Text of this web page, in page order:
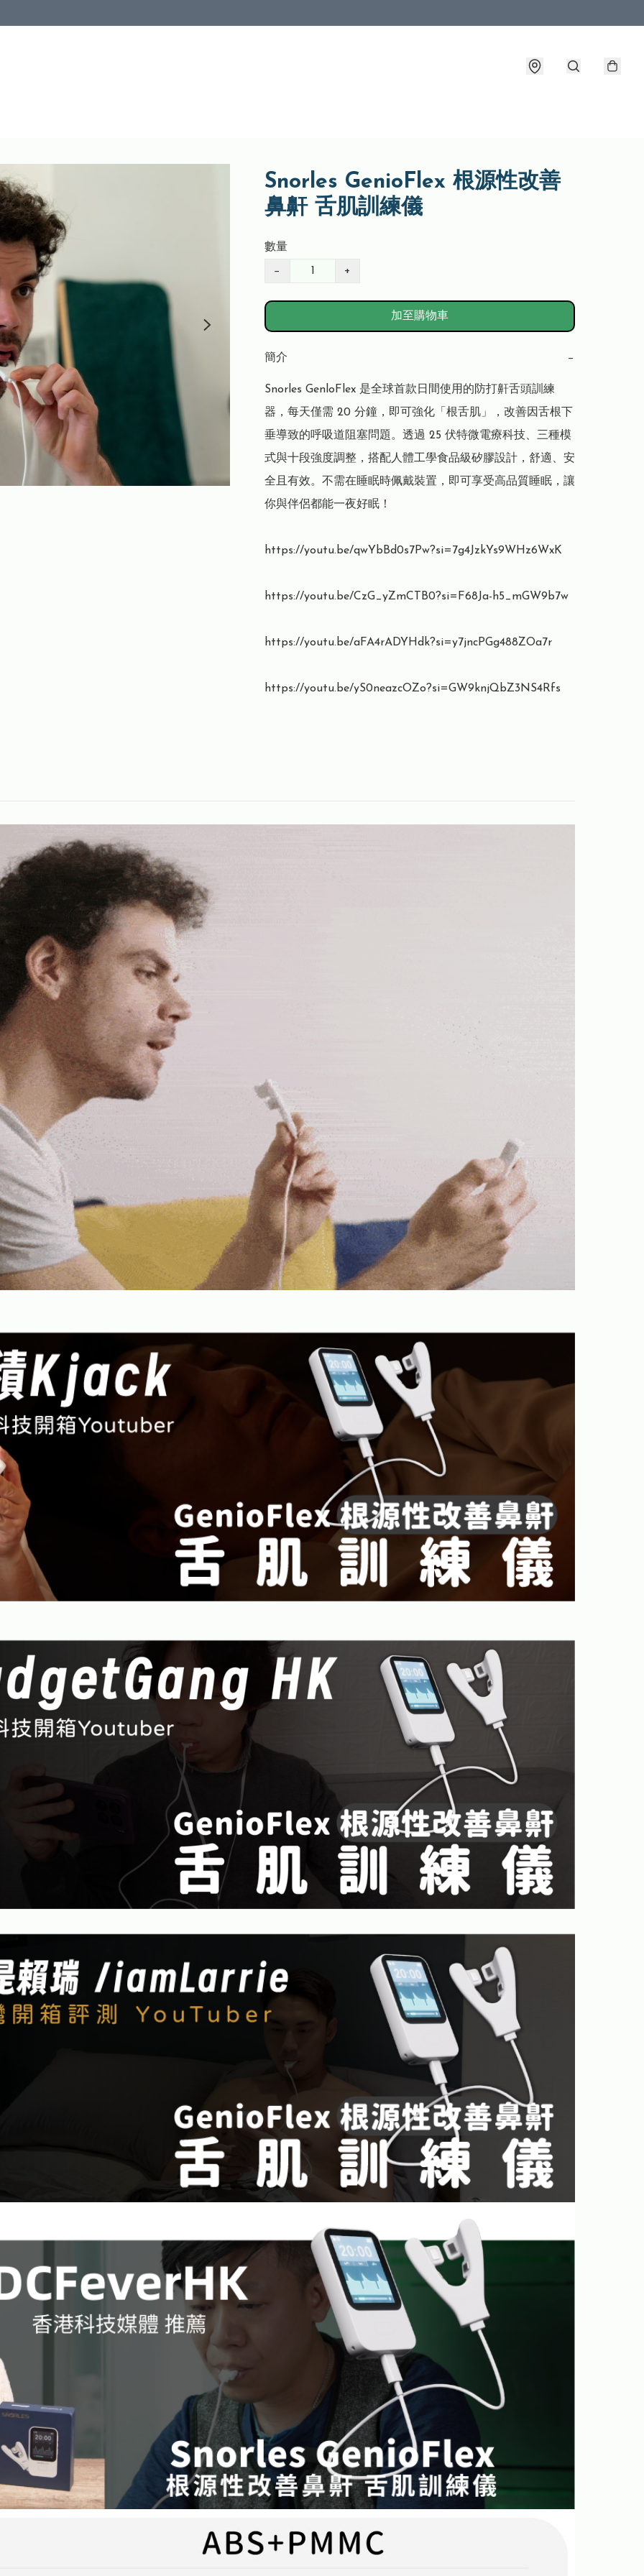
Snorles GenioFlex 根源性改善
鼻鼾 舌肌訓練儀
數量
− +
加至購物車
簡介 −
Snorles GenloFlex 是全球首款日間使用的防打鼾舌頭訓練
器，每天僅需 20 分鐘，即可強化「根舌肌」，改善因舌根下
垂導致的呼吸道阻塞問題。透過 25 伏特微電療科技、三種模
式與十段強度調整，搭配人體工學食品級矽膠設計，舒適、安
全且有效。不需在睡眠時佩戴裝置，即可享受高品質睡眠，讓
你與伴侶都能一夜好眠！
https://youtu.be/qwYbBd0s7Pw?si=7g4JzkYs9WHz6WxK
https://youtu.be/CzG_yZmCTB0?si=F68Ja-h5_mGW9b7w
https://youtu.be/aFA4rADYHdk?si=y7jncPGg488ZOa7r
https://youtu.be/yS0neazcOZo?si=GW9knjQbZ3NS4Rfs